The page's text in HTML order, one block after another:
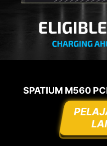
SPATIUM M560